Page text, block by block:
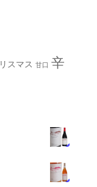
スマス 甘口 辛